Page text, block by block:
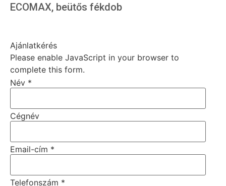
ECOMAX, beütős fékdob
Ajánlatkérés
Please enable JavaScript in your browser to
complete this form.
Név *
Cégnév
Email-cím *
Telefonszám *